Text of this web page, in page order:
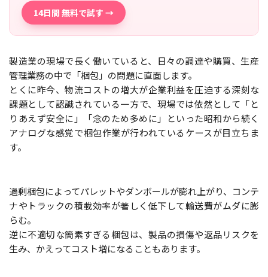
14日間 無料で試す →
製造業の現場で長く働いていると、日々の調達や購買、生産
管理業務の中で「梱包」の問題に直面します。
とくに昨今、物流コストの増大が企業利益を圧迫する深刻な
課題として認識されている一方で、現場では依然として「と
りあえず安全に」「念のため多めに」といった昭和から続く
アナログな感覚で梱包作業が行われているケースが目立ちま
す。
過剰梱包によってパレットやダンボールが膨れ上がり、コンテ
ナやトラックの積載効率が著しく低下して輸送費がムダに膨
らむ。
逆に不適切な簡素すぎる梱包は、製品の損傷や返品リスクを
生み、かえってコスト増になることもあります。